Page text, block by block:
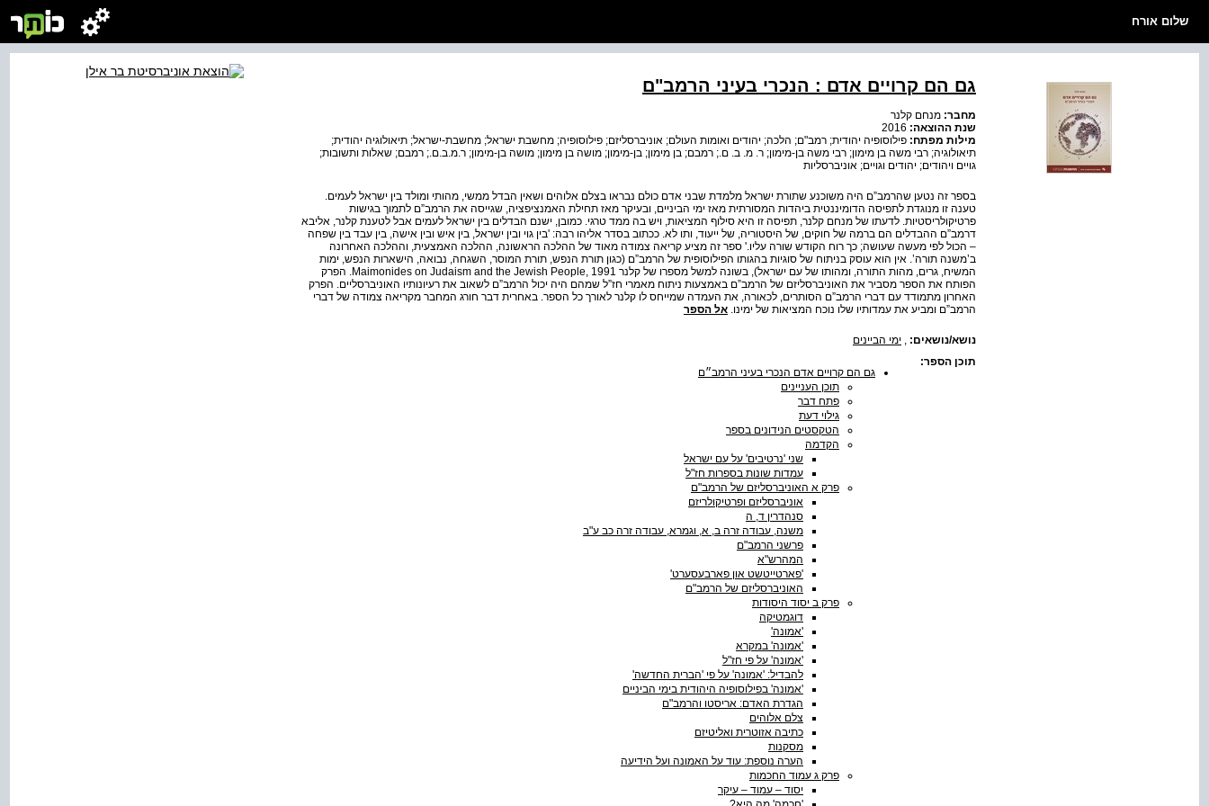
שלום אורח
גם הם קרויים אדם : הנכרי בעיני הרמב"ם
מחבר: מנחם קלנר
שנת ההוצאה:
מילות מפתח: פילוסופיה יהודית; רמב"ם; הלכה; יהודים ואומות העולם; אוניברסליזם; פילוסופיה; מחשבת ישראל; מחשבת-ישראל; תיאולוגיה יהודית;
תיאולוגיה; רבי משה בן מימון; רבי משה בן-מימון; ר. מ. ב. ם.; רמבם; בן מימון; בן-מימון; מושה בן מימון; מושה בן-מימון; ר.מ.ב.ם.; רמבם; שאלות ותשובות;
גויים ויהודים; יהודים וגויים; אוניברסליות
בספר זה נטען שהרמב”ם היה משוכנע שתורת ישראל מלמדת שבני אדם כולם נבראו בצלם אלוהים ושאין הבדל ממשי, מהותי ומולד בין ישראל לעמים.
טענה זו מנוגדת לתפיסה הדומיננטית ביהדות המסורתית מאז ימי הביניים, ובעיקר מאז תחילת האמנציפציה, שגייסה את הרמב”ם לתמוך בגישות
פרטיקולריסטיות. לדעתו של מנחם קלנר, תפיסה זו היא סילוף המציאות, ויש בה ממד טרגי. כמובן, ישנם הבדלים בין ישראל לעמים אבל לטענת קלנר, אליבא
דרמב”ם ההבדלים הם ברמה של חוקים, של היסטוריה, של ייעוד, ותו לא. ככתוב בסדר אליהו רבה: 'בין גוי ובין ישראל, בין איש ובין אישה, בין עבד בין שפחה
– הכול לפי מעשה שעושה; כך רוח הקודש שורה עליו.' ספר זה מציע קריאה צמודה מאוד של ההלכה הראשונה, ההלכה האמצעית, וההלכה האחרונה
ב’משנה תורה’. אין הוא עוסק בניתוח של סוגיות בהגותו הפילוסופית של הרמב”ם (כגון תורת הנפש, תורת המוסר, השגחה, נבואה, הישארות הנפש, ימות
המשיח, גרים, מהות התורה, ומהותו של עם ישראל), בשונה למשל מספרו של קלנר Maimonides on Judaism and the Jewish People, 1991. הפרק
הפותח את הספר מסביר את האוניברסליזם של הרמב”ם באמצעות ניתוח מאמרי חז”ל שמהם היה יכול הרמב”ם לשאוב את רעיונותיו האוניברסליים. הפרק
האחרון מתמודד עם דברי הרמב”ם הסותרים, לכאורה, את העמדה שמייחס לו קלנר לאורך כל הספר. באחרית דבר חורג המחבר מקריאה צמודה של דברי
הרמב”ם ומביע את עמדותיו שלו נוכח המציאות של ימינו. אל הספר
נושא/נושאים:
ימי הביינים
תוכן הספר:
גם הם קרויים אדם הנכרי בעיני הרמב״ם
תוכן העניינים
פתח דבר
גילוי דעת
הטקסטים הנידונים בספר
הקדמה
שני 'נרטיבים' על עם ישראל
עמדות שונות בספרות חז"ל
פרק א האוניברסליזם של הרמב"ם
אוניברסליזם ופרטיקולריזם
סנהדרין ד, ה
משנה, עבודה זרה ב, א, וגמרא, עבודה זרה כב ע"ב
פרשני הרמב"ם
המהרש"א
'פארטייטשט און פארבעסערט'
האוניברסליזם של הרמב"ם
פרק ב יסוד היסודות
דוגמטיקה
'אמונה'
'אמונה' במקרא
'אמונה' על פי חז"ל
להבדיל: 'אמונה' על פי 'הברית החדשה'
'אמונה' בפילוסופיה היהודית בימי הביניים
הגדרת האדם: אריסטו והרמב"ם
צלם אלוהים
כתיבה אזוטרית ואליטיזם
מסקנות
הערה נוספת: עוד על האמונה ועל הידיעה
פרק ג עמוד החכמות
יסוד – עמוד – עיקר